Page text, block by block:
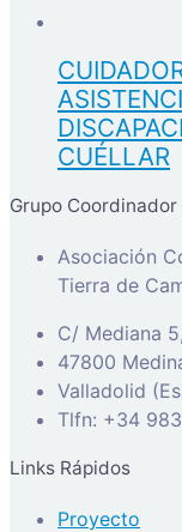
CUÉLLAR
Grupo Coordinador
Asociación
Tierra de
C/ Mediana
47800
Valladolid
Tlfn: +34
Links Rápidos
Proyecto